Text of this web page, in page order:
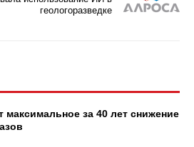
геологоразведке
за 40 лет снижение